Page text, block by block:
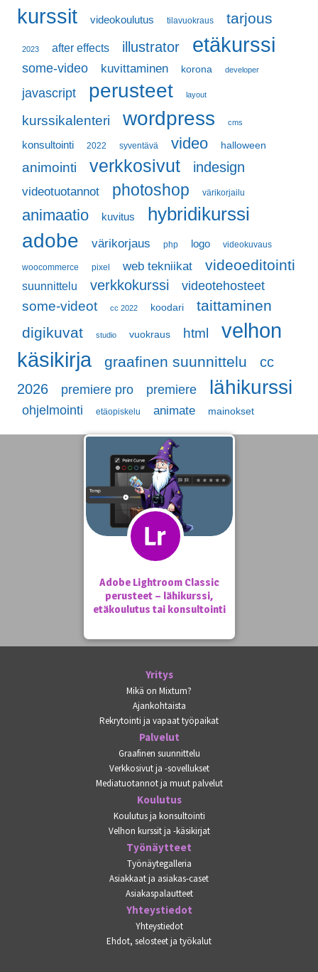
kurssit
videokoulutus tilavuokraus tarjous
2023 after effects illustrator etäkurssi
some-video kuvittaminen korona developer
javascript perusteet layout
kurssikalenteri wordpress cms
konsultointi 2022 syventävä video halloween
animointi verkkosivut indesign
videotuotannot photoshop värikorjailu
animaatio kuvitus hybridikurssi
adobe värikorjaus php logo videokuvaus
woocommerce pixel web tekniikat videoeditointi
suunnittelu verkkokurssi videotehosteet
some-videot cc 2022 koodari
taittaminen
digikuvat
studio vuokraus html
velhon
käsikirja
graafinen suunnittelu
cc
2026
premiere pro premiere lähikurssi
ohjelmointi etäopiskelu animate mainokset
Adobe Lightroom Classic
perusteet – lähikurssi,
etäkoulutus tai konsultointi
Yritys
Mikä on Mixtum?
Ajankohtaista
Rekrytointi ja vapaat työpaikat
Palvelut
Graafinen suunnittelu
Verkkosivut ja -sovellukset
Mediatuotannot ja muut palvelut
Koulutus
Koulutus ja konsultointi
Velhon kurssit ja -käsikirjat
Työnäytteet
Työnäytegalleria
Asiakkaat ja asiakas-caset
Asiakaspalautteet
Yhteystiedot
Yhteystiedot
Ehdot, selosteet ja työkalut